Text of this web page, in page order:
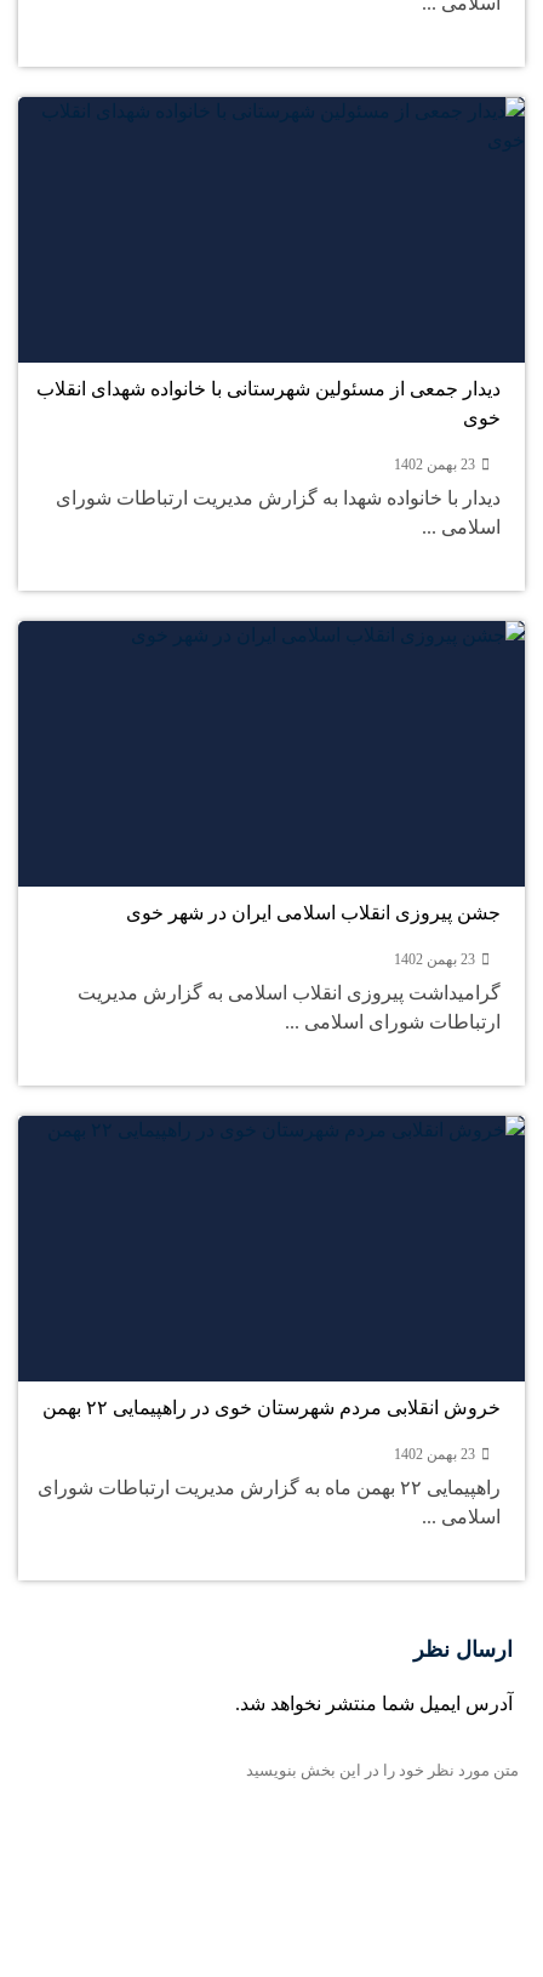
دیدار جمعی از مسئولین شهرستانی با خانواده شهدای انقلاب
خوی
23 بهمن 1402
دیدار با خانواده شهدا به گزارش مدیریت ارتباطات شورای
اسلامی ...
جشن پیروزی انقلاب اسلامی ایران در شهر خوی
23 بهمن 1402
گرامیداشت پیروزی انقلاب اسلامی به گزارش مدیریت
ارتباطات شورای اسلامی ...
خروش انقلابی مردم شهرستان خوی در راهپیمایی ۲۲ بهمن
23 بهمن 1402
راهپیمایی ۲۲ بهمن ماه به گزارش مدیریت ارتباطات شورای
اسلامی ...
ارسال نظر
آدرس ایمیل شما منتشر نخواهد شد.